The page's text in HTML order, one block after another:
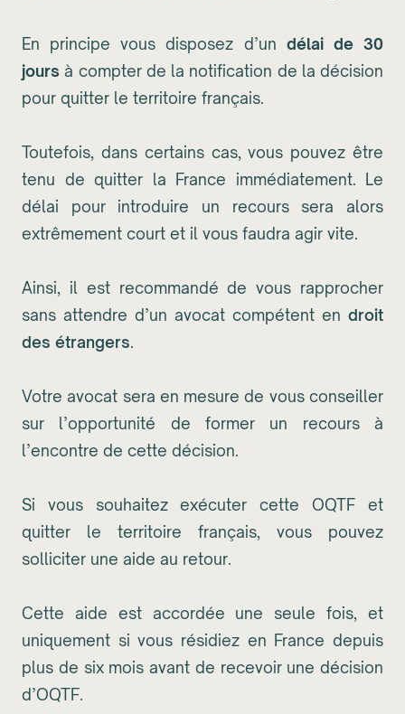
En principe vous disposez d’un délai de 30
jours à compter de la notification de la décision
pour quitter le territoire français.
Toutefois, dans certains cas, vous pouvez être
tenu de quitter la France immédiatement. Le
délai pour introduire un recours sera alors
extrêmement court et il vous faudra agir vite.
Ainsi, il est recommandé de vous rapprocher
sans attendre d’un avocat compétent en droit
des étrangers.
Votre avocat sera en mesure de vous conseiller
sur l’opportunité de former un recours à
l’encontre de cette décision.
Si vous souhaitez exécuter cette OQTF et
quitter le territoire français, vous pouvez
solliciter une aide au retour.
Cette aide est accordée une seule fois, et
uniquement si vous résidiez en France depuis
plus de six mois avant de recevoir une décision
d’OQTF.